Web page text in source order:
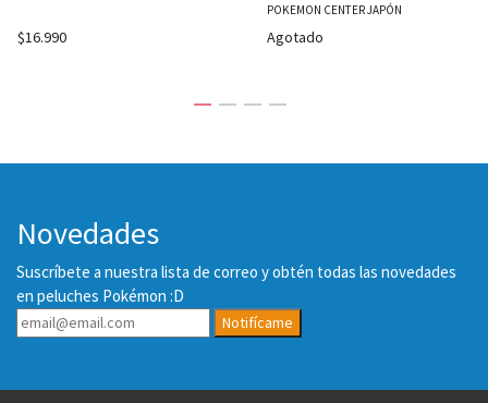
$16.990
POKEMON CENTER JAPÓN
Agotado
Novedades
Suscríbete a nuestra lista de correo y obtén todas las novedades
en peluches Pokémon :D
Notifícame